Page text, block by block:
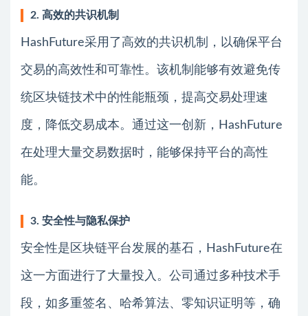
2. 高效的共识机制
HashFuture采用了高效的共识机制，以确保平台
交易的高效性和可靠性。该机制能够有效避免传
统区块链技术中的性能瓶颈，提高交易处理速
度，降低交易成本。通过这一创新，HashFuture
在处理大量交易数据时，能够保持平台的高性
能。
3. 安全性与隐私保护
安全性是区块链平台发展的基石，HashFuture在
这一方面进行了大量投入。公司通过多种技术手
段，如多重签名、哈希算法、零知识证明等，确